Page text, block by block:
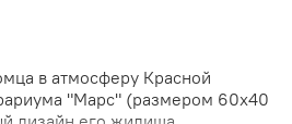
в атмосферу Красной
"Марс" (размером 60x40